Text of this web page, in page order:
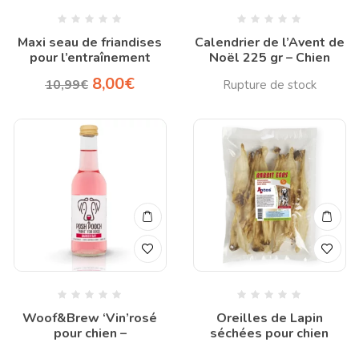
Maxi seau de friandises
pour l’entraînement
10,99€ 8,00€
Calendrier de l’Avent de
Noël 225 gr – Chien
Woof&Brew ‘Vin’rosé
pour chien –
Oreilles de Lapin
séchées pour chien